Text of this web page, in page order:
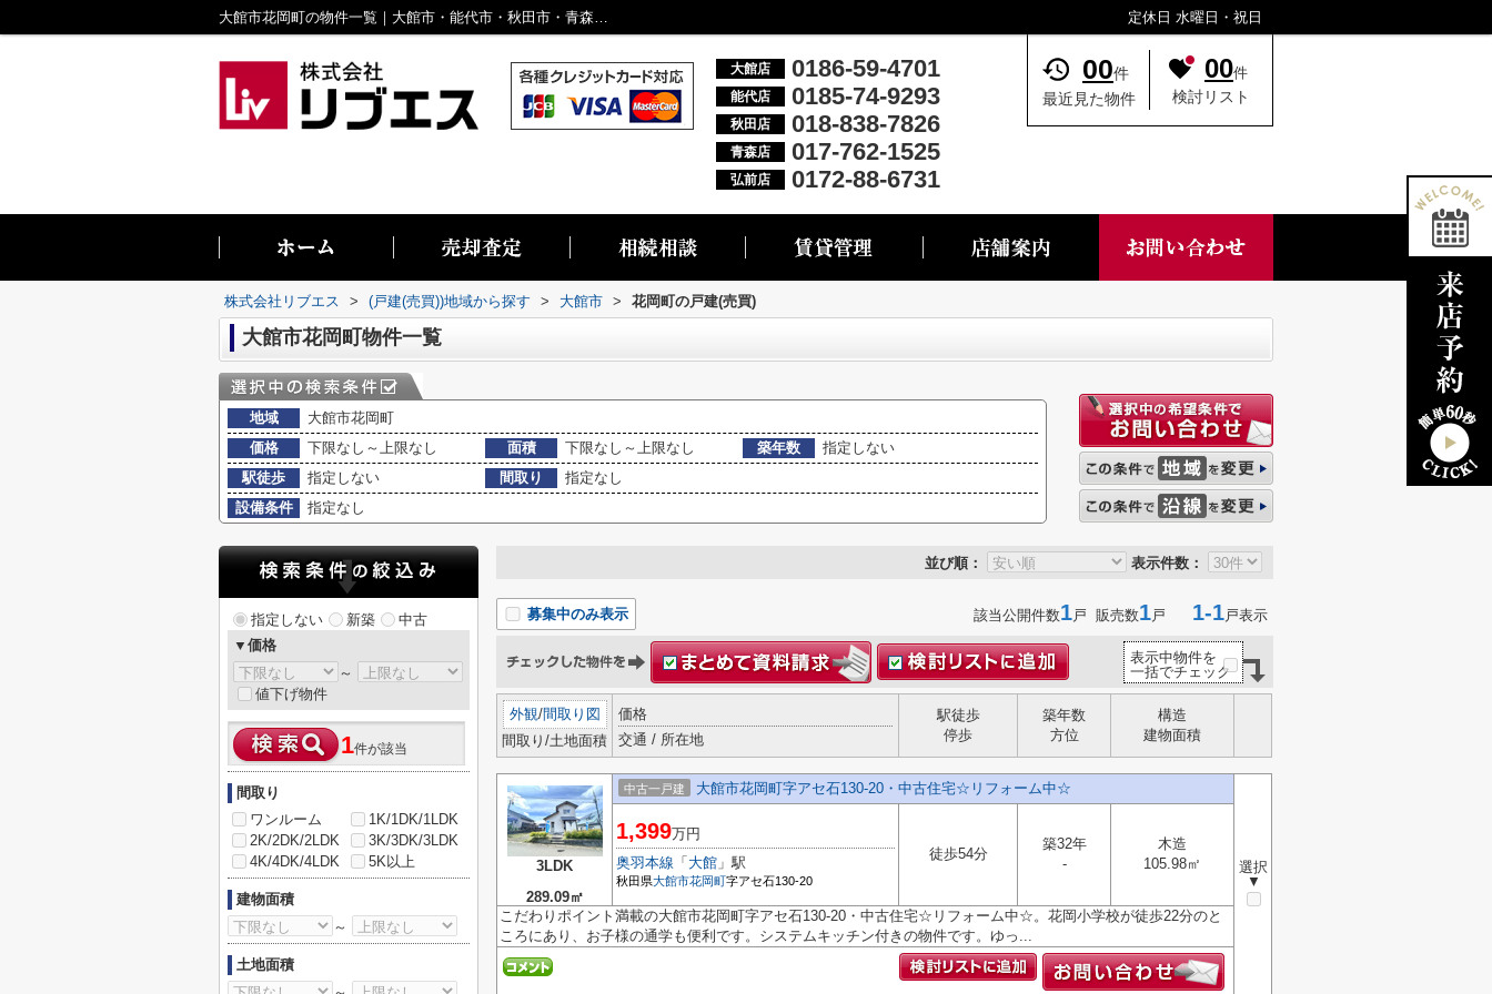
大館市花岡町の物件一覧｜大館市・能代市・秋田市・青森市・弘前市の不動産情報なら株式会社リブエス 定休日 水曜日・祝日
大館店 0186-59-4701
能代店 0185-74-9293
秋田店 018-838-7826
青森店 017-762-1525
弘前店 0172-88-6731
00件
最近見た物件
00件
検討リスト
株式会社リブエス > (戸建(売買))地域から探す > 大館市 > 花岡町の戸建(売買)
大館市花岡町物件一覧
地域
大館市花岡町
価格
下限なし～上限なし 面積 下限なし～上限なし 築年数
指定しない
駅徒歩
指定しない 間取り
指定なし
設備条件
指定なし
並び順： 表示件数：
募集中のみ表示 該当公開件数1戸 販売数1戸 1-1戸表示
表示中物件を
一括でチェック
外観/間取り図
間取り/土地面積
価格
交通 / 所在地
駅徒歩
停歩
築年数
方位
構造
建物面積
3LDK
289.09㎡
中古一戸建 大館市花岡町字アセ石130-20・中古住宅☆リフォーム中☆
選択
▼
1,399万円
奥羽本線 「 大館 」駅
秋田県大館市花岡町字アセ石130-20
徒歩54分
築32年
-
木造
105.98㎡
こだわりポイント満載の大館市花岡町字アセ石130-20・中古住宅☆リフォーム中☆。花岡小学校が徒歩22分のと
ころにあり、お子様の通学も便利です。システムキッチン付きの物件です。ゆっ...
指定しない 新築
中古
▼価格
～
値下げ物件
1件が該当
間取り
ワンルーム
1K/1DK/1LDK
2K/2DK/2LDK
3K/3DK/3LDK
4K/4DK/4LDK
5K以上
建物面積
～
土地面積